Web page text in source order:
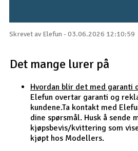
Outlet
Radioutstyr
Raketter
Smarthjem, lek & hobby
Skrevet av Elefun - 03.06.2026 12:10:59
Det mange lurer på
Hvordan blir det med garanti
Elefun overtar garanti og
kundene.Ta kontakt med
dine spørsmål. Husk å sende
kjøpsbevis/kvittering som
kjøpt hos Modellers.